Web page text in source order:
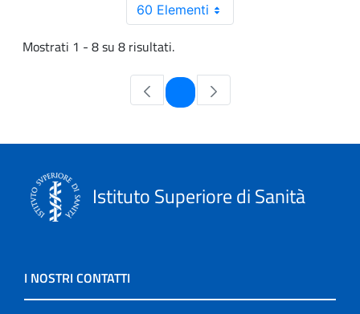
60 Elementi
Mostrati 1 - 8 su 8 risultati.
Pagina
Istituto Superiore di Sanità
I NOSTRI CONTATTI